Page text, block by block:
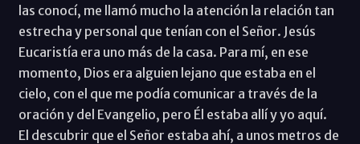
las conocí, me llamó mucho la atención la relación tan
estrecha y personal que tenían con el Señor. Jesús
Eucaristía era uno más de la casa. Para mí, en ese
momento, Dios era alguien lejano que estaba en el
cielo, con el que me podía comunicar a través de la
oración y del Evangelio, pero Él estaba allí y yo aquí.
El descubrir que el Señor estaba ahí, a unos metros de